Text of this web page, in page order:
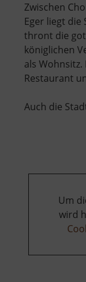
Zwischen
Eger liegt die
thront die
königlichen
als
Restaurant
Auch die
Um
wird